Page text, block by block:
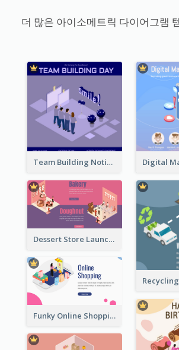
더 많은 아이소메트릭 다이어그램
Team Building Notification Post With Isometric Diagram
Dessert Store Launching Slide With Isometric Diagram
Funky Online Shopping Header With Isometric Diagram